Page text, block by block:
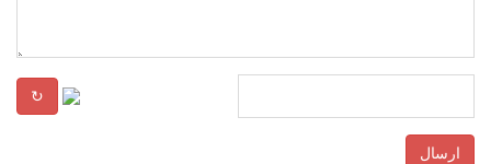
↻
ارسال